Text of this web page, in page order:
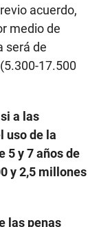
acuerdo,
medio de
será de
17.500
a las
uso de la
5 y 7 años de
y 2,5 millones
las penas